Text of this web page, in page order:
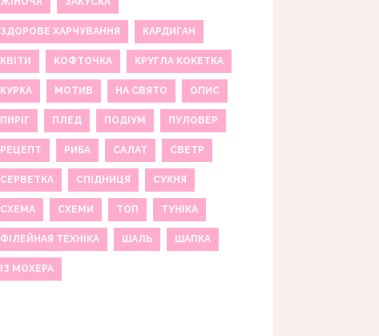
ЗДОРОВЕ ХАРЧУВАННЯ КАРДИГАН
КВІТИ КОФТОЧКА КРУГЛА КОКЕТКА
КУРКА МОТИВ НА СВЯТО ОПИС
ПИРІГ ПЛЕД ПОДІУМ ПУЛОВЕР
РЕЦЕПТ РИБА САЛАТ СВЕТР
СЕРВЕТКА СПІДНИЦЯ СУКНЯ
СХЕМА СХЕМИ ТОП ТУНІКА
ФІЛЕЙНАЯ ТЕХНІКА ШАЛЬ ШАПКА
ІЗ МОХЕРА